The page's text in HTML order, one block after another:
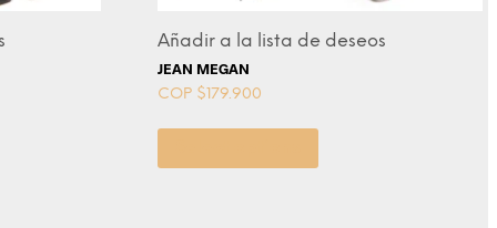
Añadir a la lista de deseos
JEAN MEGAN
COP $179.900